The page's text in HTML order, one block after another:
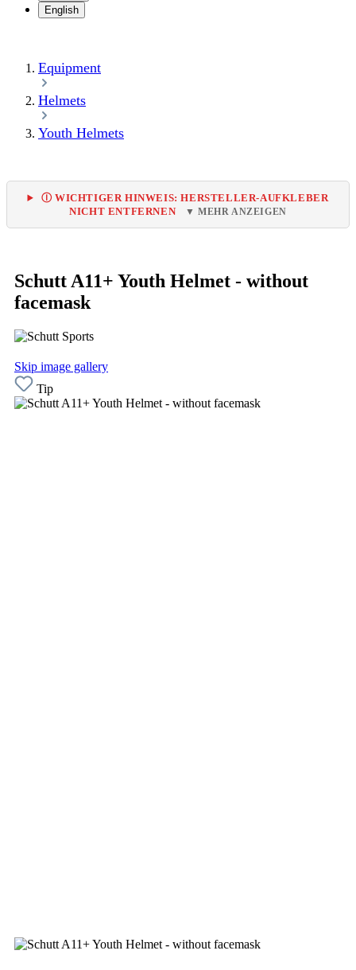
English
Equipment
Helmets
Youth Helmets
Ⓘ WICHTIGER HINWEIS: HERSTELLER-AUFKLEBER
NICHT ENTFERNEN
▼ MEHR ANZEIGEN
Schutt A11+ Youth Helmet - without
facemask
Skip image gallery
Tip